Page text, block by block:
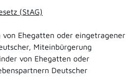
(StAG)
von Ehegatten oder eingetragener
Miteinbürgerung
von Ehegatten oder
Deutscher